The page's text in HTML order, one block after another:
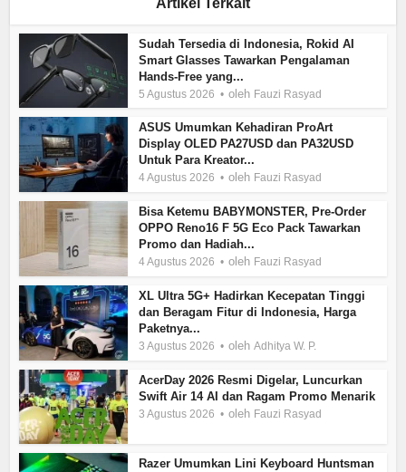
Sudah Tersedia di Indonesia, Rokid AI
Smart Glasses Tawarkan Pengalaman
Hands-Free yang...
5 Agustus 2026 oleh Fauzi Rasyad
ASUS Umumkan Kehadiran ProArt
Display OLED PA27USD dan PA32USD
Untuk Para Kreator...
4 Agustus 2026 oleh Fauzi Rasyad
Bisa Ketemu BABYMONSTER, Pre-Order
OPPO Reno16 F 5G Eco Pack Tawarkan
Promo dan Hadiah...
4 Agustus 2026 oleh Fauzi Rasyad
XL Ultra 5G+ Hadirkan Kecepatan Tinggi
dan Beragam Fitur di Indonesia, Harga
Paketnya...
3 Agustus 2026 olehAdhitya W. P.
AcerDay 2026 Resmi Digelar, Luncurkan
Swift Air 14 AI dan Ragam Promo Menarik
3 Agustus 2026 oleh Fauzi Rasyad
Razer Umumkan Lini Keyboard Huntsman